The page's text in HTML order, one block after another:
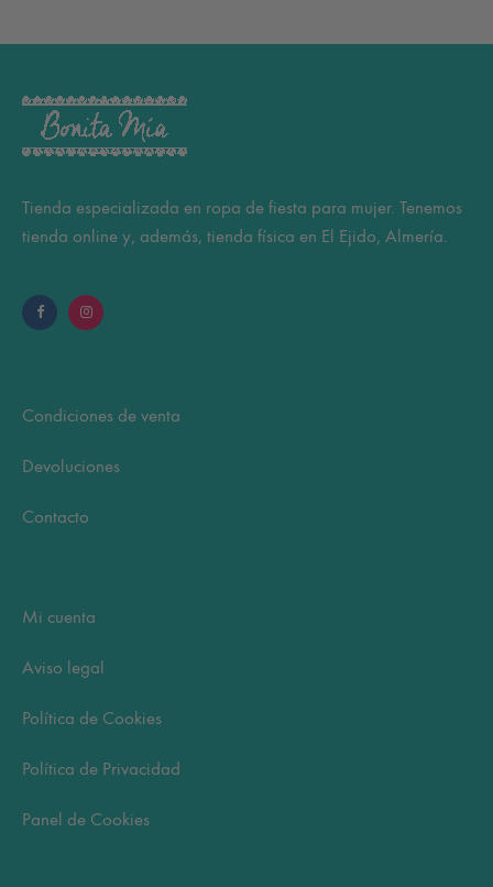
Tienda especializada en ropa de fiesta para mujer. Tenemos
tienda online y, además, tienda física en El Ejido, Almería.
Condiciones de venta
Devoluciones
Contacto
Mi cuenta
Aviso legal
Política de Cookies
Política de Privacidad
Panel de Cookies